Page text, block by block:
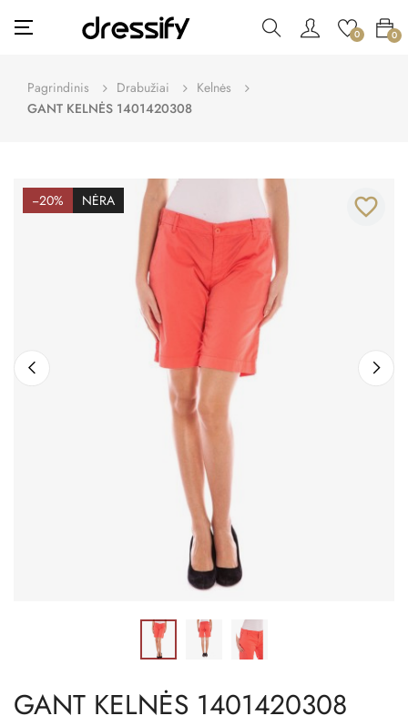
Toggle
navigation
☰ 0 0
Pagrindinis Drabužiai
Kelnės
GANT KELNĖS 1401420308
−20% NĖRA favorite_border
GANT KELNĖS 1401420308